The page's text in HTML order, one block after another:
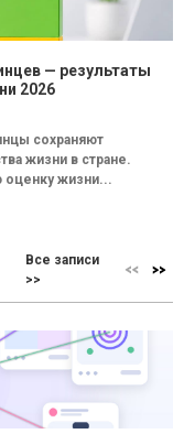
— результаты
2026
сохраняют
жизни в стране.
жизни...
Все записи
>>